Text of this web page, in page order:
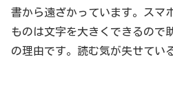
書から遠ざかっています。スマ
ものは文字を大きくできるので
の理由です。読む気が失せてい